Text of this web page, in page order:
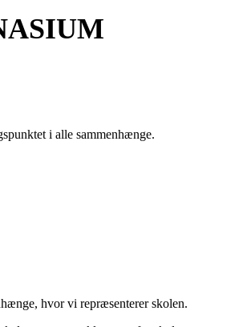
i alle sammenhænge.
hvor vi repræsenterer skolen.